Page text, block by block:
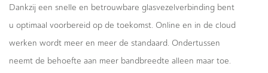
Dankzij een snelle en betrouwbare glasvezelverbinding bent
u optimaal voorbereid op de toekomst. Online en in de cloud
werken wordt meer en meer de standaard. Ondertussen
neemt de behoefte aan meer bandbreedte alleen maar toe.